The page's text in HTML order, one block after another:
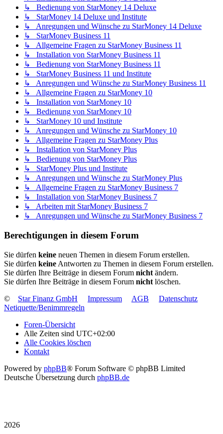
↳ Bedienung von StarMoney 14 Deluxe
↳ StarMoney 14 Deluxe und Institute
↳ Anregungen und Wünsche zu StarMoney 14 Deluxe
↳ StarMoney Business 11
↳ Allgemeine Fragen zu StarMoney Business 11
↳ Installation von StarMoney Business 11
↳ Bedienung von StarMoney Business 11
↳ StarMoney Business 11 und Institute
↳ Anregungen und Wünsche zu StarMoney Business 11
↳ Allgemeine Fragen zu StarMoney 10
↳ Installation von StarMoney 10
↳ Bedienung von StarMoney 10
↳ StarMoney 10 und Institute
↳ Anregungen und Wünsche zu StarMoney 10
↳ Allgemeine Fragen zu StarMoney Plus
↳ Installation von StarMoney Plus
↳ Bedienung von StarMoney Plus
↳ StarMoney Plus und Institute
↳ Anregungen und Wünsche zu StarMoney Plus
↳ Allgemeine Fragen zu StarMoney Business 7
↳ Installation von StarMoney Business 7
↳ Arbeiten mit StarMoney Business 7
↳ Anregungen und Wünsche zu StarMoney Business 7
Berechtigungen in diesem Forum
Sie dürfen keine neuen Themen in diesem Forum erstellen.
Sie dürfen keine Antworten zu Themen in diesem Forum erstellen.
Sie dürfen Ihre Beiträge in diesem Forum nicht ändern.
Sie dürfen Ihre Beiträge in diesem Forum nicht löschen.
©
Star Finanz GmbH Impressum AGB
Datenschutz
Netiquette/Benimmregeln
Foren-Übersicht
Alle Zeiten sind UTC+02:00
Alle Cookies löschen
Kontakt
Powered by phpBB® Forum Software © phpBB Limited
Deutsche Übersetzung durch phpBB.de
2026